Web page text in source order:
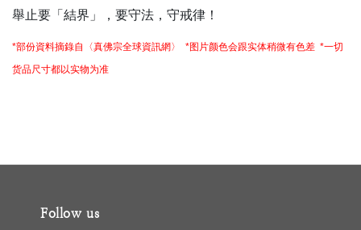
舉止要「結界」，要守法，守戒律！
*部份資料摘錄自〈真佛宗全球資訊網〉 *图片颜色会跟实体稍微有色差 *一切
货品尺寸都以实物为准
Follow us